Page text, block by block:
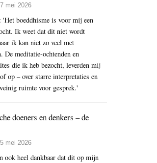
mei 2026
boeddhisme is voor mij een
Ik weet dat dit niet wordt
ik kan niet zo veel met
De meditatie-ochtenden en
die ik heb bezocht, leverden mij
op – over starre interpretaties en
ruimte voor gesprek.'
doeners en denkers – de
mei 2026
ook heel dankbaar dat dit op mijn